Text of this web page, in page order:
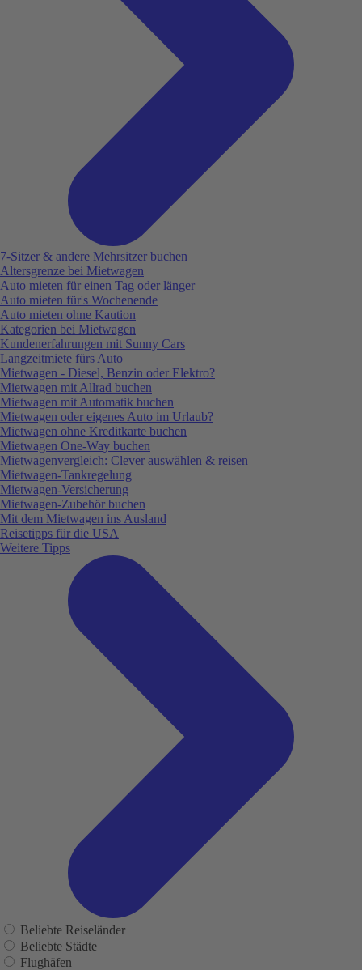
7-Sitzer & andere Mehrsitzer buchen
Altersgrenze bei Mietwagen
Auto mieten für einen Tag oder länger
Auto mieten für's Wochenende
Auto mieten ohne Kaution
Kategorien bei Mietwagen
Kundenerfahrungen mit Sunny Cars
Langzeitmiete fürs Auto
Mietwagen - Diesel, Benzin oder Elektro?
Mietwagen mit Allrad buchen
Mietwagen mit Automatik buchen
Mietwagen oder eigenes Auto im Urlaub?
Mietwagen ohne Kreditkarte buchen
Mietwagen One-Way buchen
Mietwagenvergleich: Clever auswählen & reisen
Mietwagen-Tankregelung
Mietwagen-Versicherung
Mietwagen-Zubehör buchen
Mit dem Mietwagen ins Ausland
Reisetipps für die USA
Weitere Tipps
Beliebte Reiseländer
Beliebte Städte
Flughäfen